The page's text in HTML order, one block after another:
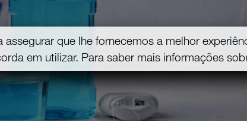
que lhe fornecemos a melhor
em utilizar. Para saber mais informações